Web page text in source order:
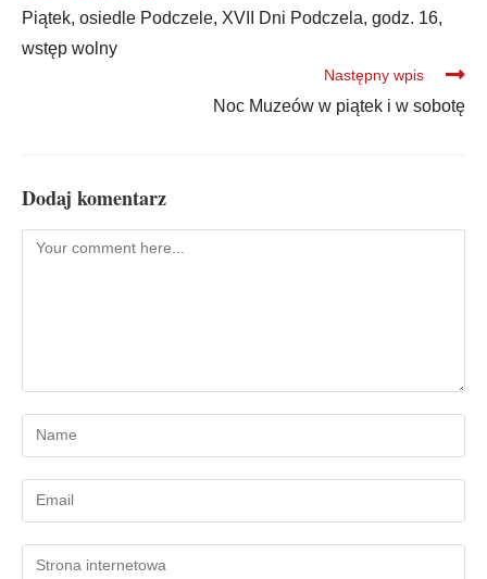
Piątek, osiedle Podczele, XVII Dni Podczela, godz. 16,
wstęp wolny
Następny wpis
Noc Muzeów w piątek i w sobotę
Dodaj komentarz